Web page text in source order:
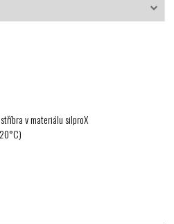
v materiálu silproX